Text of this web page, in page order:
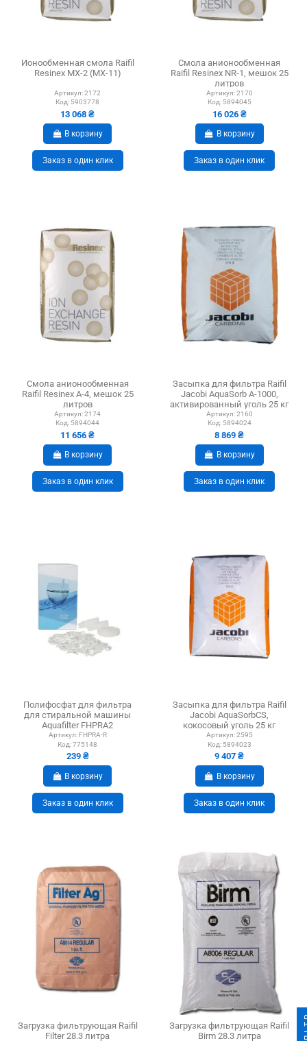
Ионообменная смола Raifil
Resinex MX-2 (MX-11)
Артикул:2172
Код: 5903778
13 068 ₴
В корзину
Заказ в один клик
Смола анионообменная
Raifil Resinex NR-1, мешок 25
литров
Артикул:2170
Код: 5894045
16 026 ₴
В корзину
Заказ в один клик
Смола анионообменная
Raifil Resinex A-4, мешок 25
литров
Артикул:2174
Код: 5894044
11 656 ₴
В корзину
Заказ в один клик
Засыпка для фильтра Raifil
Jacobi AquaSorb A-1000,
активированный уголь 25 кг
Артикул:2160
Код: 5894024
8 869 ₴
В корзину
Заказ в один клик
Полифосфат для фильтра
для стиральной машины
Aquafilter FHPRA2
Артикул: FHPRA-R
Код:775148
239 ₴
В корзину
Заказ в один клик
Засыпка для фильтра Raifil
Jacobi AquaSorbCS,
кокосовый уголь 25 кг
Артикул:2595
Код: 5894023
9 407 ₴
В корзину
Заказ в один клик
Загрузка фильтрующая Raifil
Filter 28.3 литра
Загрузка фильтрующая Raifil
Birm 28.3 литра